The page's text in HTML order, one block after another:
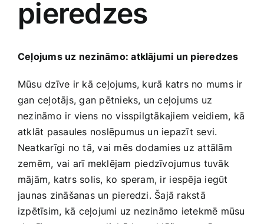
Medicīnas preces
Pakalpojumi
Pārtikas preces
Preces birojam
Preces pieaugušajiem
pieredzes
Ceļojums uz ‍nezināmo: atklājumi un pieredzes
Mūsu dzīve ir kā ceļojums, kurā katrs no mums ir
gan ceļotājs, gan pētnieks, un ceļojums uz
nezināmo ir‌ viens ⁤no visspilgtākajiem ‌veidiem, kā
atklāt pasaules noslēpumus ‌un iepazīt sevi.
Neatkarīgi no tā,‌ vai mēs dodamies uz attālām
zemēm, vai arī meklējam⁤ piedzīvojumus⁤ tuvāk
mājām, katrs solis, ko speram, ir⁢ iespēja iegūt
jaunas zināšanas un pieredzi.‍ Šajā rakstā
‌izpētīsim, ⁤kā ceļojumi uz nezināmo ietekmē mūsu